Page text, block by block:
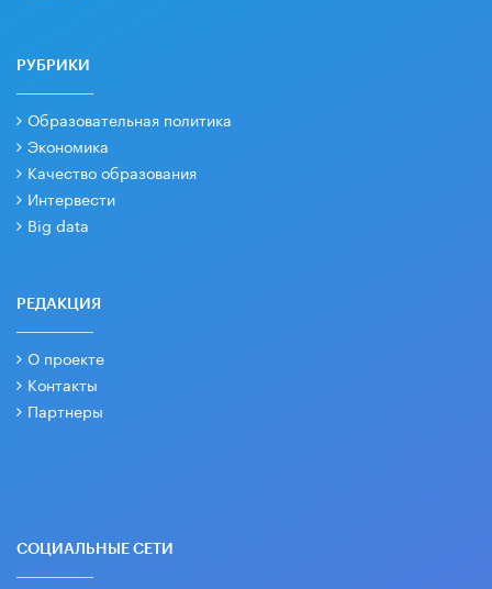
РУБРИКИ
Образовательная политика
Экономика
Качество образования
Интервести
Big data
РЕДАКЦИЯ
О проекте
Контакты
Партнеры
СОЦИАЛЬНЫЕ СЕТИ